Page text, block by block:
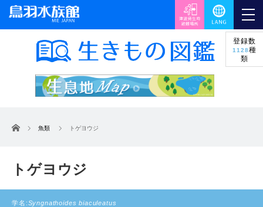
登録数
1128種
類
ホーム 魚類 トゲヨウジ
トゲヨウジ
学名:Syngnathoides biaculeatus